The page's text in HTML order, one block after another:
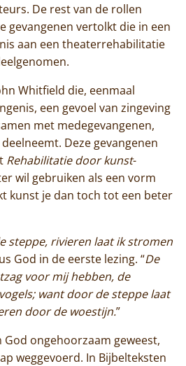
De rest van de rollen
gevangenen vertolkt die in een
aan een theaterrehabilitatie
Whitfield die, eenmaal
een gevoel van zingeving
met medegevangenen,
Deze gevangenen
Rehabilitatie door kunst-
wil gebruiken als een vorm
kunst je dan toch tot een beter
steppe, rivieren laat ik stromen
God in de eerste lezing. “De
voor mij hebben, de
want door de steppe laat
door de woestijn.”
God ongehoorzaam geweest,
weggevoerd. In Bijbelteksten